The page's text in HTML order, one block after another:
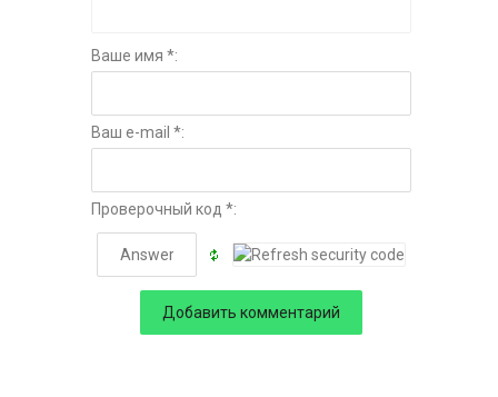
Ваше имя *:
Ваш e-mail *:
Проверочный код *: